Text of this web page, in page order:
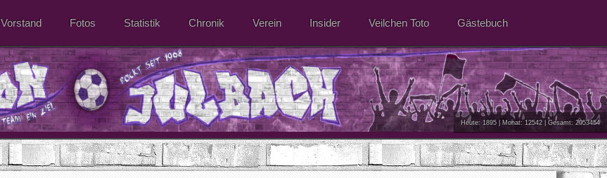
Vorstand Fotos Statistik Chronik Verein Insider Veilchen Toto Gästebuch
Heute: 1895 | Monat: 12542 | Gesamt: 2053454